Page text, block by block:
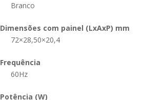
Branco
Dimensões com painel (LxAxP) mm
72×28,50×20,4
Frequência
60Hz
Potência (W)